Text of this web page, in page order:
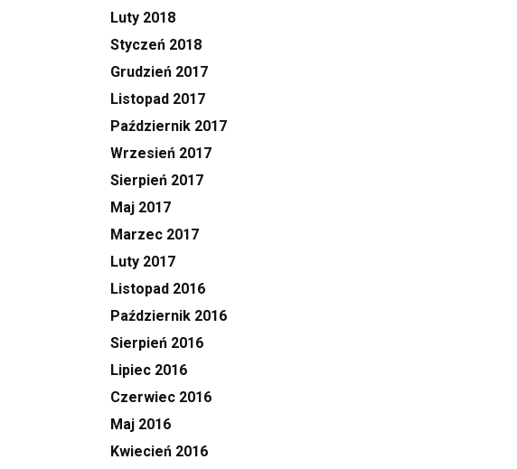
Luty 2018
Styczeń 2018
Grudzień 2017
Listopad 2017
Październik 2017
Wrzesień 2017
Sierpień 2017
Maj 2017
Marzec 2017
Luty 2017
Listopad 2016
Październik 2016
Sierpień 2016
Lipiec 2016
Czerwiec 2016
Maj 2016
Kwiecień 2016